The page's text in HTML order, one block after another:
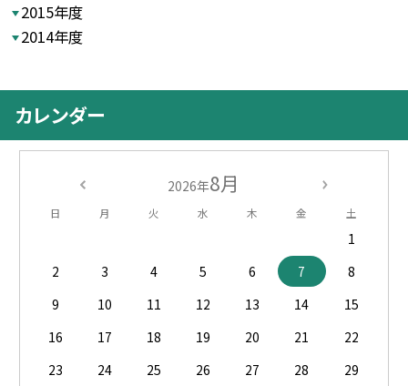
2015年度
2014年度
カレンダー
2026年8月
日 月 火 水 木 金 土
1
2
3 4 5 6 7
8
9
10 11 12 13 14
15
16
17 18 19 20 21
22
23
24 25 26 27 28
29